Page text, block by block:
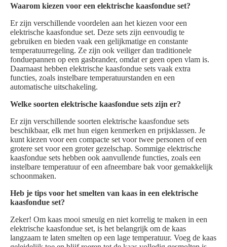
Waarom kiezen voor een elektrische kaasfondue set?
Er zijn verschillende voordelen aan het kiezen voor een
elektrische kaasfondue set. Deze sets zijn eenvoudig te
gebruiken en bieden vaak een gelijkmatige en constante
temperatuurregeling. Ze zijn ook veiliger dan traditionele
fonduepannen op een gasbrander, omdat er geen open vlam is.
Daarnaast hebben elektrische kaasfondue sets vaak extra
functies, zoals instelbare temperatuurstanden en een
automatische uitschakeling.
Welke soorten elektrische kaasfondue sets zijn er?
Er zijn verschillende soorten elektrische kaasfondue sets
beschikbaar, elk met hun eigen kenmerken en prijsklassen. Je
kunt kiezen voor een compacte set voor twee personen of een
grotere set voor een groter gezelschap. Sommige elektrische
kaasfondue sets hebben ook aanvullende functies, zoals een
instelbare temperatuur of een afneembare bak voor gemakkelijk
schoonmaken.
Heb je tips voor het smelten van kaas in een elektrische
kaasfondue set?
Zeker! Om kaas mooi smeuïg en niet korrelig te maken in een
elektrische kaasfondue set, is het belangrijk om de kaas
langzaam te laten smelten op een lage temperatuur. Voeg de kaas